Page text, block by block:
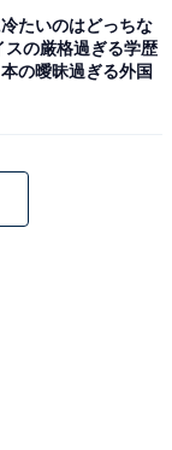
呼ばれる木の
を販売。フー
ている「シュ
のハンブルク
ースなどが並
冷たいのはどっちな
スの厳格過ぎる学歴
の曖昧過ぎる外国